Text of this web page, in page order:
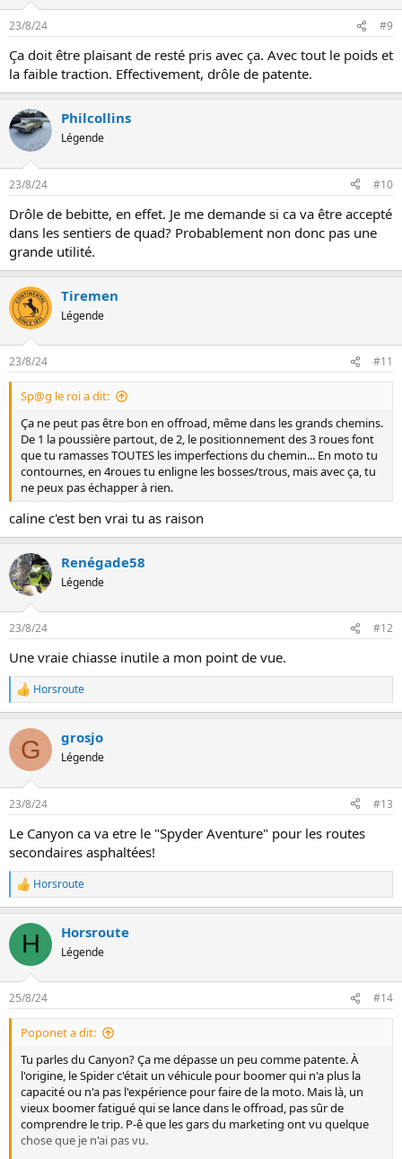
23/8/24 #9
Ça doit être plaisant de resté pris avec ça. Avec tout le poids et
la faible traction. Effectivement, drôle de patente.
Philcollins
Légende
23/8/24 #10
Drôle de bebitte, en effet. Je me demande si ca va être accepté
dans les sentiers de quad? Probablement non donc pas une
grande utilité.
Tiremen
Légende
23/8/24 #11
Sp@g le roi a dit:
Ça ne peut pas être bon en offroad, même dans les grands chemins.
De 1 la poussière partout, de 2, le positionnement des 3 roues font
que tu ramasses TOUTES les imperfections du chemin... En moto tu
contournes, en 4roues tu enligne les bosses/trous, mais avec ça, tu
ne peux pas échapper à rien.
caline c'est ben vrai tu as raison
Renégade58
Légende
23/8/24 #12
Une vraie chiasse inutile a mon point de vue.
L
e
r
a
i
n
s
:
Horsroute
G grosjo
Légende
23/8/24 #13
Le Canyon ca va etre le "Spyder Aventure" pour les routes
secondaires asphaltées!
L
e
r
a
i
o
Horsroute
H Horsroute
Légende
25/8/24 #14
Poponet a dit:
Tu parles du Canyon? Ça me dépasse un peu comme patente. À
l'origine, le Spider c'était un véhicule pour boomer qui n'a plus la
capacité ou n'a pas l'expérience pour faire de la moto. Mais là, un
vieux boomer fatigué qui se lance dans le offroad, pas sûr de
comprendre le trip. P-ê que les gars du marketing ont vu quelque
chose que je n'ai pas vu.